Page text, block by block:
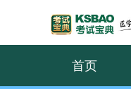
首页